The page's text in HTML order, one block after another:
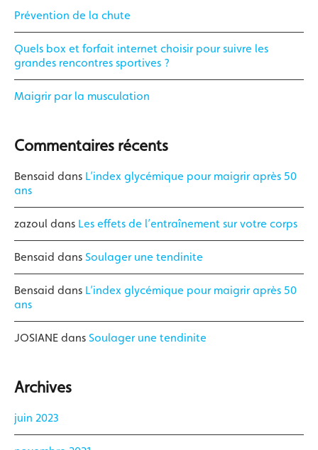
Prévention de la chute
Quels box et forfait internet choisir pour suivre les
grandes rencontres sportives ?
Maigrir par la musculation
Commentaires récents
Bensaid dans L’index glycémique pour maigrir après 50
ans
zazoul dans Les effets de l’entraînement sur votre corps
Bensaid dans Soulager une tendinite
Bensaid dans L’index glycémique pour maigrir après 50
ans
JOSIANE dans Soulager une tendinite
Archives
juin 2023